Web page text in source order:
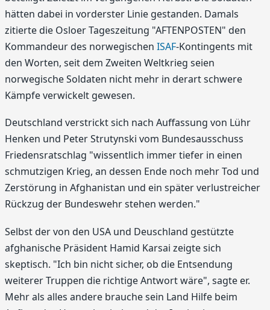
hätten dabei in vorderster Linie gestanden. Damals
zitierte die Osloer Tageszeitung "AFTENPOSTEN" den
Kommandeur des norwegischen ISAF-Kontingents mit
den Worten, seit dem Zweiten Weltkrieg seien
norwegische Soldaten nicht mehr in derart schwere
Kämpfe verwickelt gewesen.
Deutschland verstrickt sich nach Auffassung von Lühr
Henken und Peter Strutynski vom Bundesausschuss
Friedensratschlag "wissentlich immer tiefer in einen
schmutzigen Krieg, an dessen Ende noch mehr Tod und
Zerstörung in Afghanistan und ein später verlustreicher
Rückzug der Bundeswehr stehen werden."
Selbst der von den USA und Deuschland gestützte
afghanische Präsident Hamid Karsai zeigte sich
skeptisch. "Ich bin nicht sicher, ob die Entsendung
weiterer Truppen die richtige Antwort wäre", sagte er.
Mehr als alles andere brauche sein Land Hilfe beim